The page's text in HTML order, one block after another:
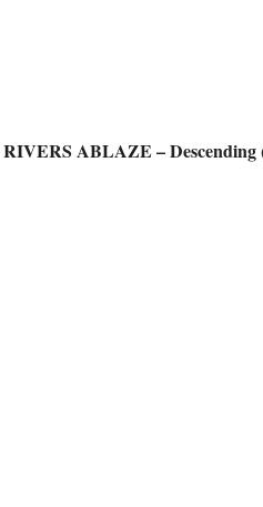
RIVERS ABLAZE – Descending